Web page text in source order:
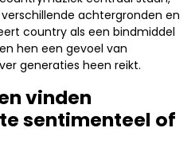
achtergronden en
country als een bindmiddel
hen een gevoel van
generaties heen reikt.
vinden
sentimenteel of